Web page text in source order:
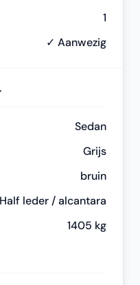
1
✓ Aanwezig
Sedan
Grijs
bruin
Half leder / alcantara
1405 kg